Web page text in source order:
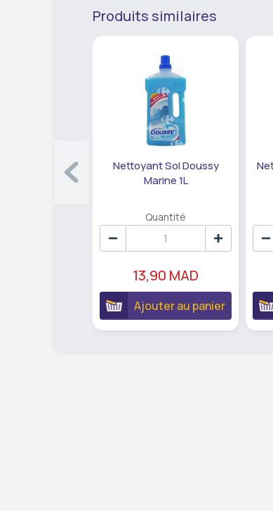
Produits similaires
Nettoyant Sol Doussy
Marine 1L
Quantité
13,90 MAD
Ajouter au panier